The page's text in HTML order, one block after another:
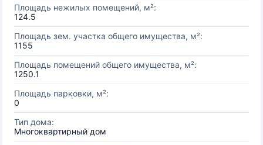
Площадь нежилых помещений, м²:
124.5
Площадь зем. участка общего имущества, м²:
1155
Площадь помещений общего имущества, м²:
1250.1
Площадь парковки, м²:
0
Тип дома:
Многоквартирный дом